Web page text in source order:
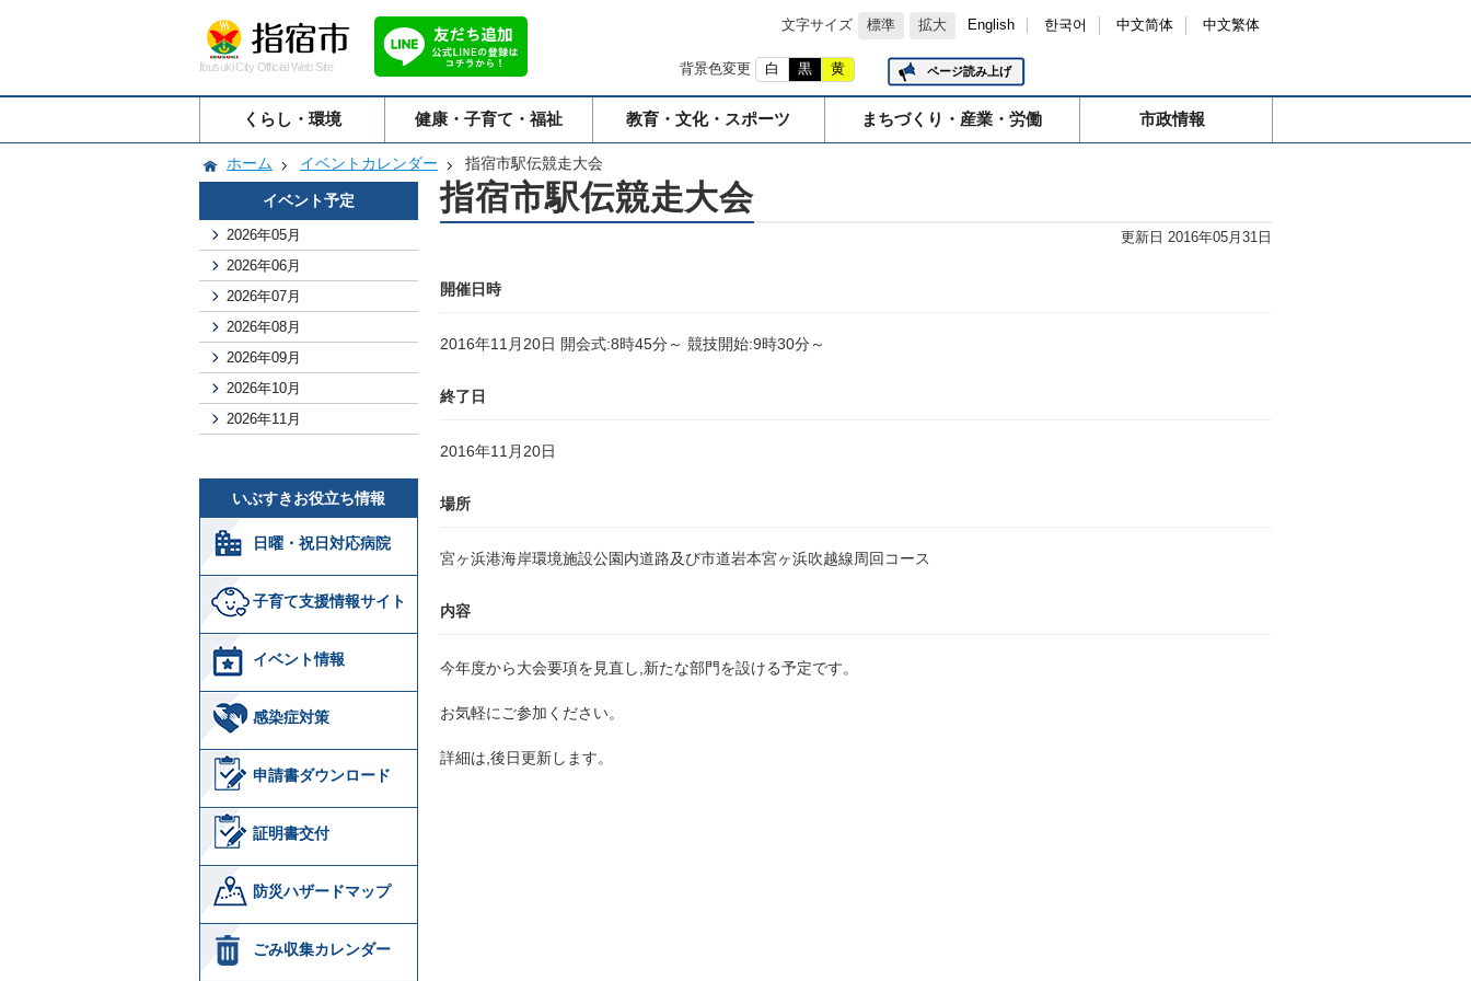
文字サイズ 標準 拡大 English 한국어 中文简体 中文繁体
Ibusuki City Official Web Site 背景色変更 白 黒 黄 ページ読み上げ
くらし・環境 健康・子育て・福祉 教育・文化・スポーツ まちづくり・産業・労働 市政情報
ホーム イベントカレンダー 指宿市駅伝競走大会
イベント予定
2026年05月
2026年06月
2026年07月
2026年08月
2026年09月
2026年10月
2026年11月
いぶすきお役立ち情報
日曜・祝日対応病院
子育て支援情報サイト
イベント情報
感染症対策
申請書ダウンロード
証明書交付
防災ハザードマップ
ごみ収集カレンダー
指宿市駅伝競走大会
更新日 2016年05月31日
開催日時
2016年11月20日 開会式:8時45分～ 競技開始:9時30分～
終了日
2016年11月20日
場所
宮ヶ浜港海岸環境施設公園内道路及び市道岩本宮ヶ浜吹越線周回コース
内容
今年度から大会要項を見直し,新たな部門を設ける予定です。
お気軽にご参加ください。
詳細は,後日更新します。